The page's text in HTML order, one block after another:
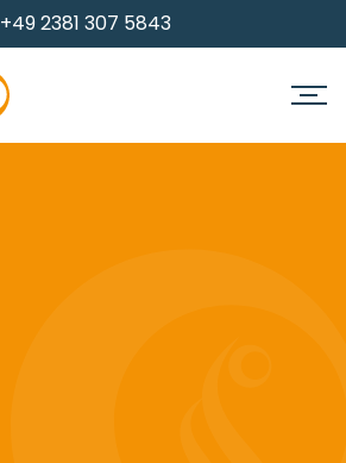
+49 2381 307 5843